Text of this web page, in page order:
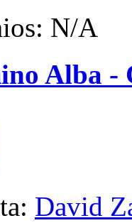
N/A
Alba -
David